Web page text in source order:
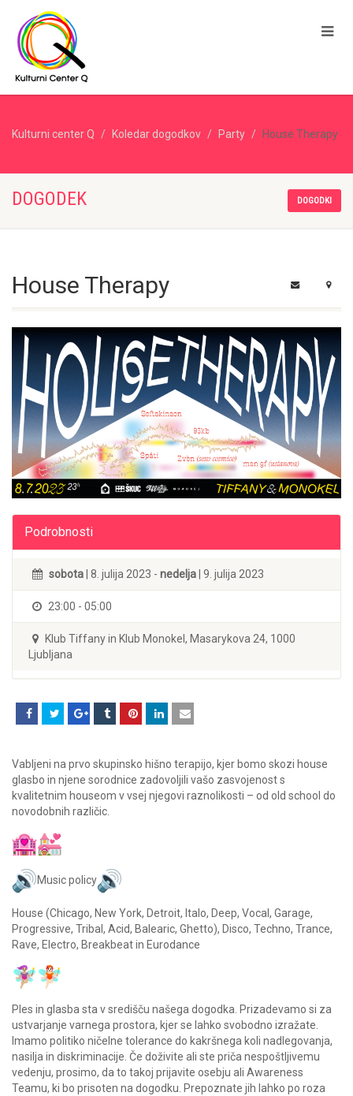
Kulturni center Q Koledar dogodkov Party House Therapy
DOGODEK DOGODKI
House Therapy
Podrobnosti
sobota | 8. julija 2023 - nedelja | 9. julija 2023
23:00 - 05:00
Klub Tiffany in Klub Monokel, Masarykova 24, 1000
Ljubljana
Vabljeni na prvo skupinsko hišno terapijo, kjer bomo skozi house
glasbo in njene sorodnice zadovoljili vašo zasvojenost s
kvalitetnim houseom v vsej njegovi raznolikosti – od old school do
novodobnih različic.
Music policy
House (Chicago, New York, Detroit, Italo, Deep, Vocal, Garage,
Progressive, Tribal, Acid, Balearic, Ghetto), Disco, Techno, Trance,
Rave, Electro, Breakbeat in Eurodance
Ples in glasba sta v središču našega dogodka. Prizadevamo si za
ustvarjanje varnega prostora, kjer se lahko svobodno izražate.
Imamo politiko ničelne tolerance do kakršnega koli nadlegovanja,
nasilja in diskriminacije. Če doživite ali ste priča nespoštljivemu
vedenju, prosimo, da to takoj prijavite osebju ali Awareness
Teamu, ki bo prisoten na dogodku. Prepoznate jih lahko po roza